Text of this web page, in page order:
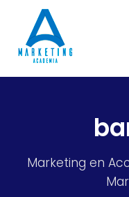
Marketing en